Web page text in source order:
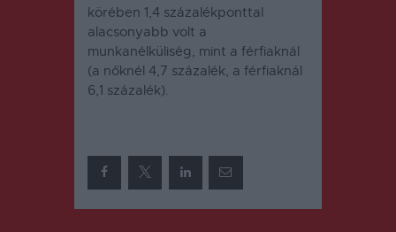
körében 1,4 százalékponttal
alacsonyabb volt a
munkanélküliség, mint a férfiaknál
(a nőknél 4,7 százalék, a férfiaknál
6,1 százalék).